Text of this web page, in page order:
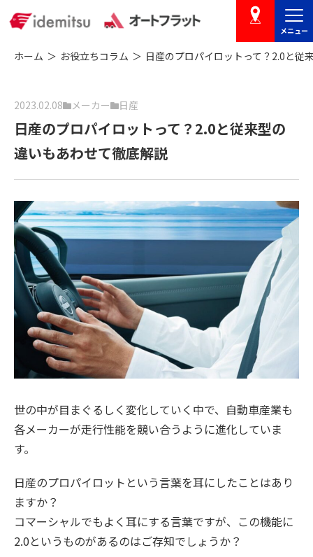
店舗を探す
メニュー
ホーム お役立ちコラム 日産のプロパイロットって？2.0と従
2023.02.08 メーカー 日産
日産のプロパイロットって？2.0と従来型の
違いもあわせて徹底解説
世の中が目まぐるしく変化していく中で、自動車産業も
各メーカーが走行性能を競い合うように進化していま
す。
日産のプロパイロットという言葉を耳にしたことはあり
ますか？
コマーシャルでもよく耳にする言葉ですが、この機能に
2.0というものがあるのはご存知でしょうか？